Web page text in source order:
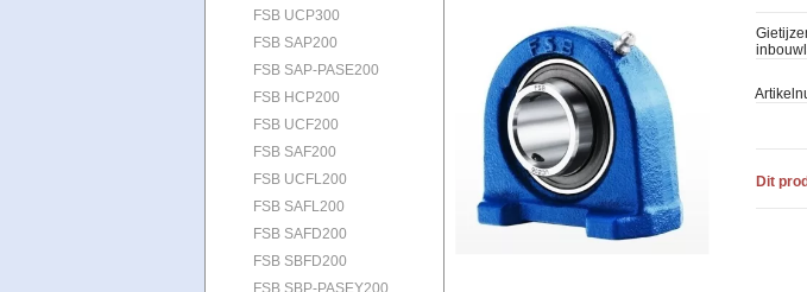
FSB UCP300
FSB SAP200
FSB SAP-PASE200
FSB HCP200
FSB UCF200
FSB SAF200
FSB UCFL200
FSB SAFL200
FSB SAFD200
FSB SBFD200
FSB SBP-PASEY200
Dit